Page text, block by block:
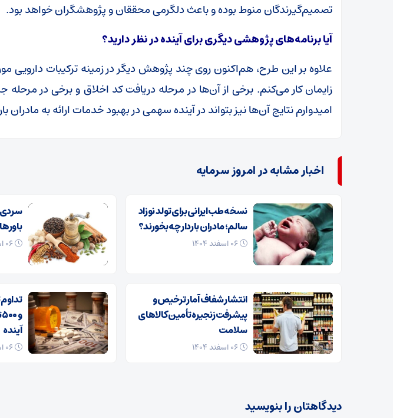
تصمیم‌گیرندگان منوط بوده و باعث دلگرمی محققان و پژوهشگران خواهد بود.
آیا برنامه‌های پژوهشی دیگری برای آینده در نظر دارید؟
علاوه بر این طرح، هم‌اکنون روی چند پژوهش دیگر در زمینه ترکیبات دارویی
زایمان کار می‌کنم. برخی از آن‌ها در مرحله دریافت کد اخلاق و برخی در
امیدوارم نتایج آن‌ها نیز بتواند در آینده سهمی در بهبود خدمات ارائه به مادران
اخبار مشابه در امروز سرمایه
نسخه طب ایرانی برای تولد نوزاد
سالم؛ مادران باردار چه بخورند؟
سردی
۰۶ اسفند ۱۴۰۴
انتشار شفاف آمار ترخیص و
پیشرفت زنجیره تأمین کالاهای
سلامت
آینده
۰۶ اسفند ۱۴۰۴
دیدگاهتان را بنویسید